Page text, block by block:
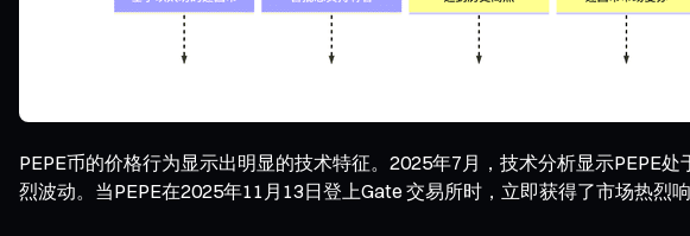
PEPE币的价格行为显示出明显的技术特征。2025年7月，技术分析显示PEPE
烈波动。当PEPE在2025年11月13日登上Gate 交易所时，立即获得了市场热烈